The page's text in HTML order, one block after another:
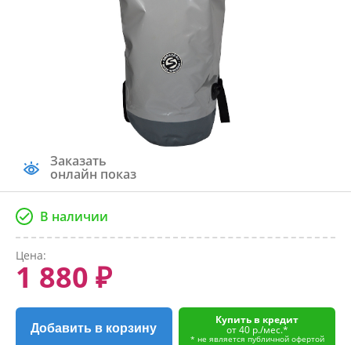
Заказать
онлайн показ
В наличии
Цена:
1 880 ₽
Добавить в корзину
Купить в кредит
от 40 р./мес.*
* не является публичной офертой